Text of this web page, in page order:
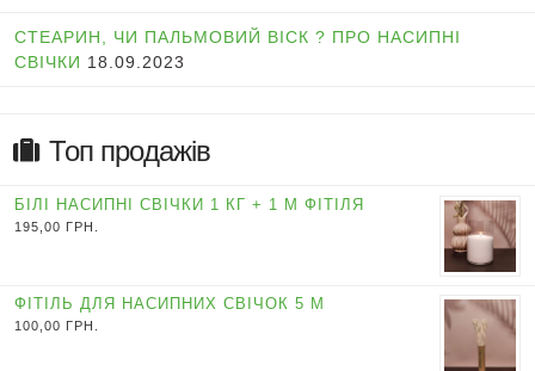
СТЕАРИН, ЧИ ПАЛЬМОВИЙ ВІСК ? ПРО НАСИПНІ
СВІЧКИ 18.09.2023
Топ продажів
БІЛІ НАСИПНІ СВІЧКИ 1 КГ + 1 М ФІТІЛЯ
195,00 ГРН.
ФІТІЛЬ ДЛЯ НАСИПНИХ СВІЧОК 5 М
100,00 ГРН.